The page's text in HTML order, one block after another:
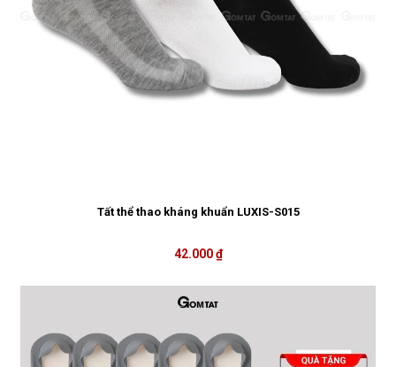
Tất thể thao kháng khuẩn LUXIS-S015
42.000 ₫